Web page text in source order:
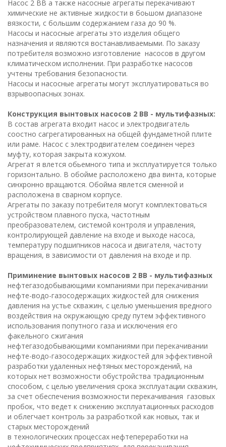
Насос 2 ВВ а также насосные агрегаты перекачивают
химические не активные жидкости в боьшом диапазоне
вязкости, с большим содержанием газа до 90 %.
Насосы и насосные агрегаты это изделия общего
назначения и являются востанавливаемыми. По заказу
потребителя возможно изготовление насосов в другом
климатическом исполнении. При разработке насосов
учтены требования безопасности.
Насосы и насосные агрегаты могут эксплуатироваться во
взрывоопасных зонах.
Конструкция вынтовых насосов 2 ВВ - мультифазных:
В состав агрегата входит насос и электродвигатель
соостно сагрегатированных на общей фундаметной плите
или раме. Насос с электродвигателем соединен через
муфту, которая закрыта кожухом.
Агрегат я влется обьемного типа и эксплуатируется только
горизонтально. В обойме расположено два винта, которые
синхронно вращаются. Обойма явлется сменной и
расположена в сварном корпусе.
Агрегаты по заказу потребителя могут комплектоваться
устройством плавного пуска, частотным
преобразователем, системой контроля и управления,
контролирующей давление на входе и выходе насоса,
температуру подшипников насоса и двигателя, частоту
вращения, в зависимости от давления на входе и пр.
Приминение вынтовых насосов 2 ВВ - мультифазных
нефтегазодобывающими компаниями при перекачивании
нефте-водо-газосодержащих жидкостей для снижения
давления на устье скважин, с целью уменьшения вредного
воздействия на окружающую среду путем эффективного
использования попутного газа и исключения его
факельного сжигания
нефтегазодобывающими компаниями при перекачивании
нефте-водо-газосодержащих жидкостей для эффективной
разработки удаленных нефтяных месторождений, на
которых нет возможности обустройства традиционным
способом, с целью увеличения срока эксплуатации скважин,
за счет обеспечения возможности перекачивания газовых
пробок, что ведет к снижению эксплуатационных расходов
и облегчает контроль за разработкой как новых, так и
старых месторождений
в технологических процессах нефтепереработки на